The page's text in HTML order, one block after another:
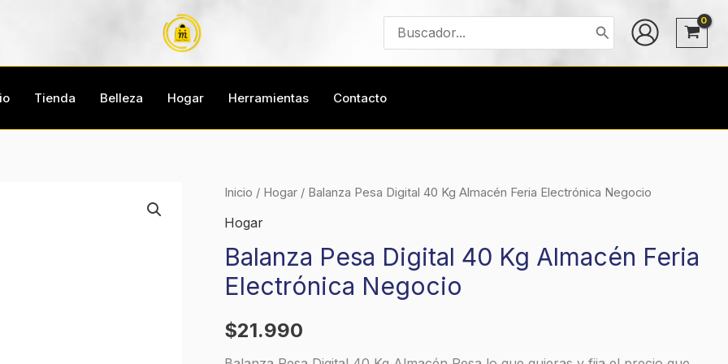
Buscar
por:
Tienda Belleza Hogar Herramientas Contacto
Inicio / Hogar/ Balanza Pesa Digital 40 Kg Almacén Feria Electrónica Negocio
Hogar
Balanza Pesa Digital 40 Kg Almacén Feria
Electrónica Negocio
$21.990